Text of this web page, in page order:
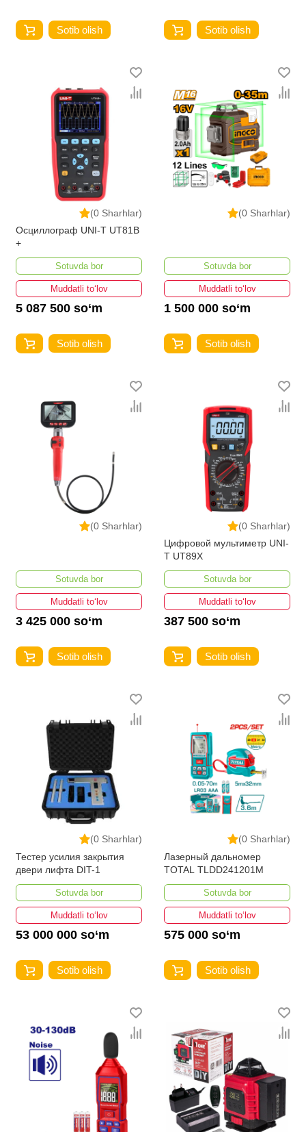
Sotib olish Sotib olish
(0 Sharhlar)
Осциллограф UNI-T UT81B
+
Sotuvda bor
Muddatli to‘lov
5 087 500 so‘m
Sotib olish
(0 Sharhlar)
Sotuvda bor
Muddatli to‘lov
1 500 000 so‘m
Sotib olish
(0 Sharhlar)
Sotuvda bor
Muddatli to‘lov
3 425 000 so‘m
Sotib olish
(0 Sharhlar)
Цифровой мультиметр UNI-
T UT89X
Sotuvda bor
Muddatli to‘lov
387 500 so‘m
Sotib olish
(0 Sharhlar)
Тестер усилия закрытия
двери лифта DIT-1
Sotuvda bor
Muddatli to‘lov
53 000 000 so‘m
Sotib olish
(0 Sharhlar)
Лазерный дальномер
TOTAL TLDD241201M
Sotuvda bor
Muddatli to‘lov
575 000 so‘m
Sotib olish